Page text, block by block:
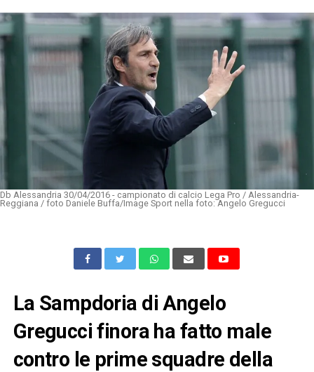
Db Alessandria 30/04/2016 - campionato di calcio Lega Pro / Alessandria-
Reggiana / foto Daniele Buffa/Image Sport nella foto: Angelo Gregucci
La Sampdoria di Angelo
Gregucci finora ha fatto male
contro le prime squadre della